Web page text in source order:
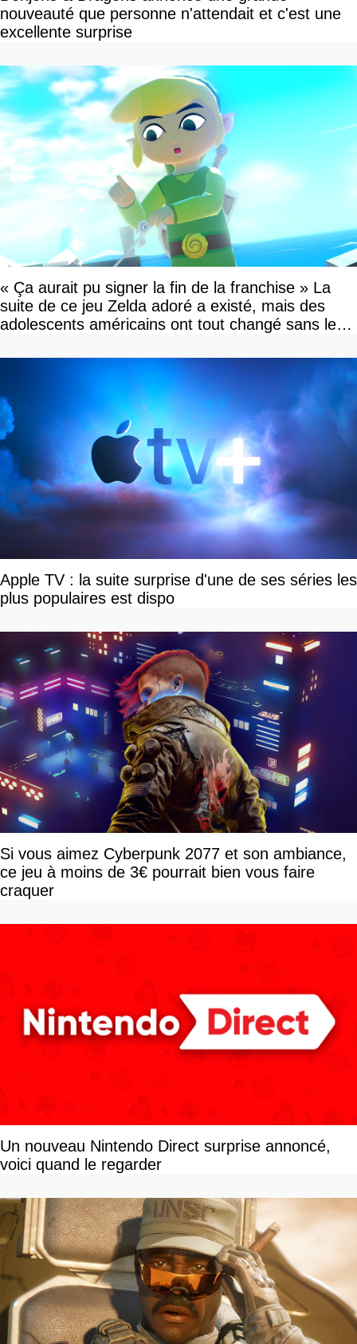
nouveauté que personne n'attendait et c'est une
excellente surprise
« Ça aurait pu signer la fin de la franchise » La
suite de ce jeu Zelda adoré a existé, mais des
adolescents américains ont tout changé sans le
Apple TV : la suite surprise d'une de ses séries les
plus populaires est dispo
Si vous aimez Cyberpunk 2077 et son ambiance,
ce jeu à moins de 3€ pourrait bien vous faire
craquer
Un nouveau Nintendo Direct surprise annoncé,
voici quand le regarder